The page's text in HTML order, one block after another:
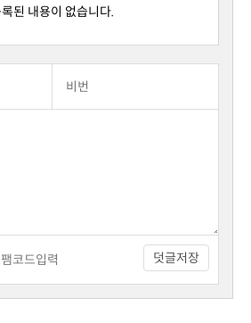
된 내용이 없습니다.
덧글저장